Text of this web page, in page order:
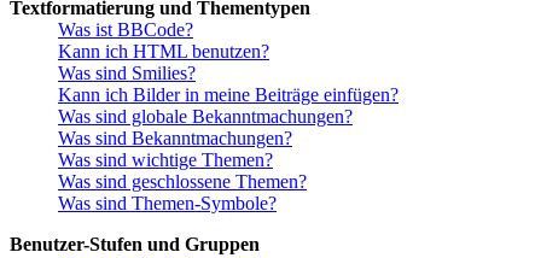
Textformatierung und Thementypen
Was ist BBCode?
Kann ich HTML benutzen?
Was sind Smilies?
Kann ich Bilder in meine Beiträge einfügen?
Was sind globale Bekanntmachungen?
Was sind Bekanntmachungen?
Was sind wichtige Themen?
Was sind geschlossene Themen?
Was sind Themen-Symbole?
Benutzer-Stufen und Gruppen